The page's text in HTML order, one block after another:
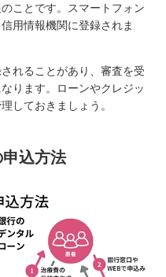
ことです。スマートフォン
用情報機関に登録されま
れることがあり、審査を受
ります。ローンやクレジッ
しておきましょう。
込方法